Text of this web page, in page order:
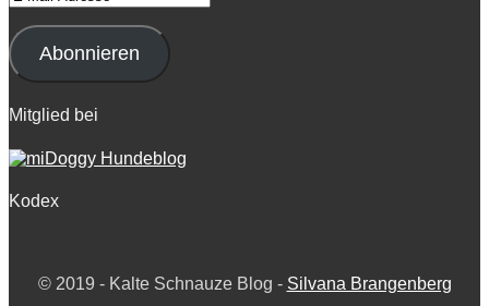
Mail-
Adresse
Abonnieren
Mitglied bei
Kodex
© 2019 - Kalte Schnauze Blog - Silvana Brangenberg